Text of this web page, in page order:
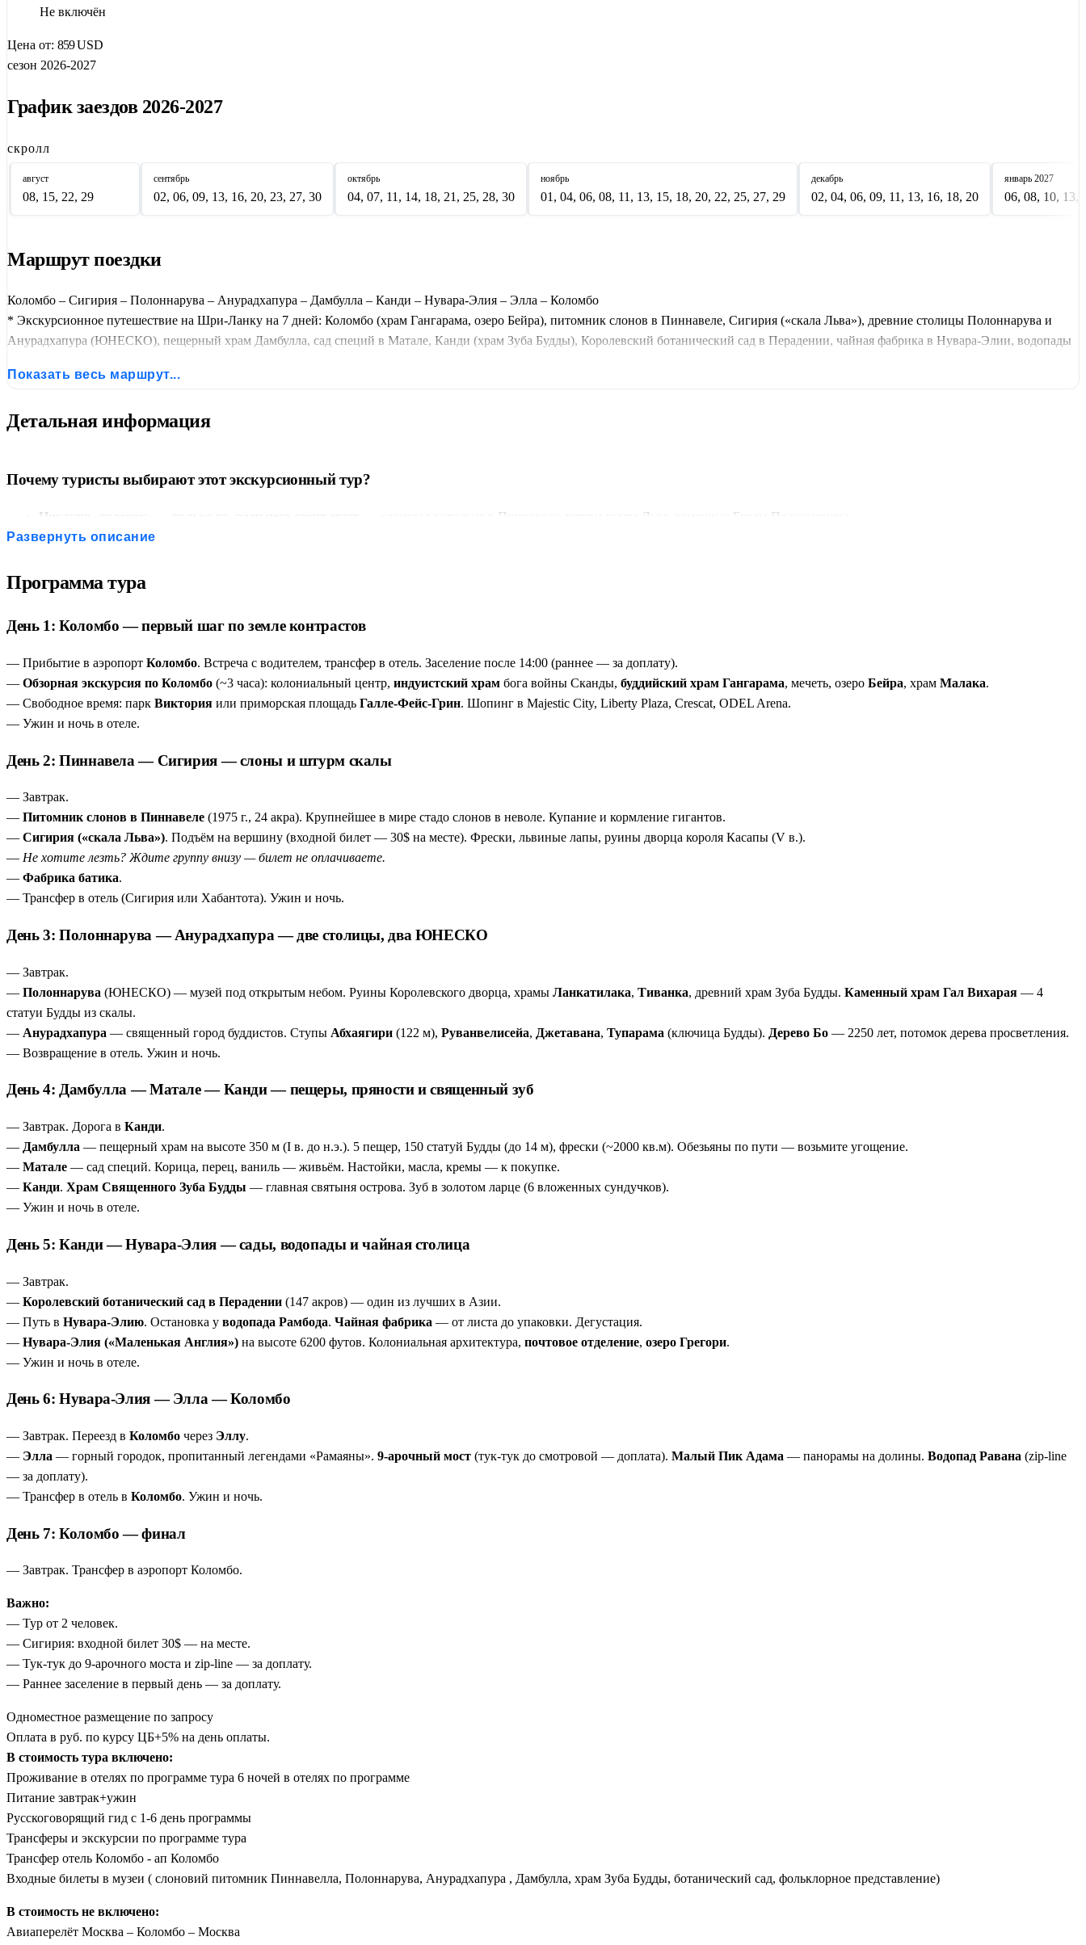
Не включён
Цена от: 859USD
сезон 2026-2027
График заездов 2026-2027
скролл
август
08, 15, 22, 29
сентябрь
02, 06, 09, 13, 16, 20, 23, 27, 30
октябрь
04, 07, 11, 14, 18, 21, 25, 28, 30
ноябрь
01, 04, 06, 08, 11, 13, 15, 18, 20, 22, 25, 27, 29
декабрь
02, 04, 06, 09, 11, 13, 16, 18, 20
январь 2027
06, 08, 10, 13,
Маршрут поездки
Коломбо – Сигирия – Полоннарува – Анурадхапура – Дамбулла – Канди – Нувара-Элия – Элла – Коломбо
* Экскурсионное путешествие на Шри-Ланку на 7 дней: Коломбо (храм Гангарама, озеро Бейра), питомник слонов в Пиннавеле, Сигирия («скала Льва»), древние столицы Полоннарува и
Анурадхапура (ЮНЕСКО), пещерный храм Дамбулла, сад специй в Матале, Канди (храм Зуба Будды), Королевский ботанический сад в Перадении, чайная фабрика в Нувара-Элии, водопады
Показать весь маршрут...
Детальная информация
Почему туристы выбирают этот экскурсионный тур?
Никаких «галочек» — только то, ради чего стоит ехать
— слоновья купальня в Пиннавеле, штурм скалы Льва, каменные Будды Полоннарувы.
Анурадхапура — живая история
Нувара-Элия — Англия на высоте 6200 футов
Элла без толп— 9-арочный мост и водопад Равана в спокойном ритме, без гонки.
Старт в от двух человек
. Никаких ожиданий группы.
Развернуть описание
Программа тура
День 1: Коломбо — первый шаг по земле контрастов
— Прибытие в аэропорт Коломбо. Встреча с водителем, трансфер в отель. Заселение после 14:00 (раннее — за доплату).
— Обзорная экскурсия по Коломбо (~3 часа): колониальный центр, индуистский храм бога войны Сканды, буддийский храм Гангарама, мечеть, озеро Бейра, храм Малака.
— Свободное время: парк Виктория или приморская площадь Галле-Фейс-Грин. Шопинг в Majestic City, Liberty Plaza, Crescat, ODEL Arena.
— Ужин и ночь в отеле.
День 2: Пиннавела — Сигирия — слоны и штурм скалы
— Завтрак.
— Питомник слонов в Пиннавеле (1975 г., 24 акра). Крупнейшее в мире стадо слонов в неволе. Купание и кормление гигантов.
— Сигирия («скала Льва»). Подъём на вершину (входной билет — 30$ на месте). Фрески, львиные лапы, руины дворца короля Касапы (V в.).
— Не хотите лезть? Ждите группу внизу — билет не оплачиваете.
— Фабрика батика.
— Трансфер в отель (Сигирия или Хабантота). Ужин и ночь.
День 3: Полоннарува — Анурадхапура — две столицы, два ЮНЕСКО
— Завтрак.
— Полоннарува (ЮНЕСКО) — музей под открытым небом. Руины Королевского дворца, храмы Ланкатилака, Тиванка, древний храм Зуба Будды. Каменный храм Гал Вихарая — 4
статуи Будды из скалы.
— Анурадхапура — священный город буддистов. Ступы Абхаягири (122 м), Руванвелисейа, Джетавана, Тупарама (ключица Будды). Дерево Бо — 2250 лет, потомок дерева просветления.
— Возвращение в отель. Ужин и ночь.
День 4: Дамбулла — Матале — Канди — пещеры, пряности и священный зуб
— Завтрак. Дорога в Канди.
— Дамбулла — пещерный храм на высоте 350 м (I в. до н.э.). 5 пещер, 150 статуй Будды (до 14 м), фрески (~2000 кв.м). Обезьяны по пути — возьмите угощение.
— Матале — сад специй. Корица, перец, ваниль — живьём. Настойки, масла, кремы — к покупке.
— Канди. Храм Священного Зуба Будды — главная святыня острова. Зуб в золотом ларце (6 вложенных сундучков).
— Ужин и ночь в отеле.
День 5: Канди — Нувара-Элия — сады, водопады и чайная столица
— Завтрак.
— Королевский ботанический сад в Перадении (147 акров) — один из лучших в Азии.
— Путь в Нувара-Элию. Остановка у водопада Рамбода. Чайная фабрика — от листа до упаковки. Дегустация.
— Нувара-Элия («Маленькая Англия») на высоте 6200 футов. Колониальная архитектура, почтовое отделение, озеро Грегори.
— Ужин и ночь в отеле.
День 6: Нувара-Элия — Элла — Коломбо
— Завтрак. Переезд в Коломбо через Эллу.
— Элла — горный городок, пропитанный легендами «Рамаяны». 9-арочный мост (тук-тук до смотровой — доплата). Малый Пик Адама — панорамы на долины. Водопад Равана (zip-line
— за доплату).
— Трансфер в отель в Коломбо. Ужин и ночь.
День 7: Коломбо — финал
— Завтрак. Трансфер в аэропорт Коломбо.
Важно:
— Тур от 2 человек.
— Сигирия: входной билет 30$ — на месте.
— Тук-тук до 9-арочного моста и zip-line — за доплату.
— Раннее заселение в первый день — за доплату.
Одноместное размещение по запросу
Оплата в руб. по курсу ЦБ+5% на день оплаты.
В стоимость тура включено:
Проживание в отелях по программе тура 6 ночей в отелях по программе
Питание завтрак+ужин
Русскоговорящий гид с 1-6 день программы
Трансферы и экскурсии по программе тура
Трансфер отель Коломбо - ап Коломбо
Входные билеты в музеи ( слоновий питомник Пиннавелла, Полоннарува, Анурадхапура , Дамбулла, храм Зуба Будды, ботанический сад, фольклорное представление)
В стоимость не включено:
Авиаперелёт Москва – Коломбо – Москва